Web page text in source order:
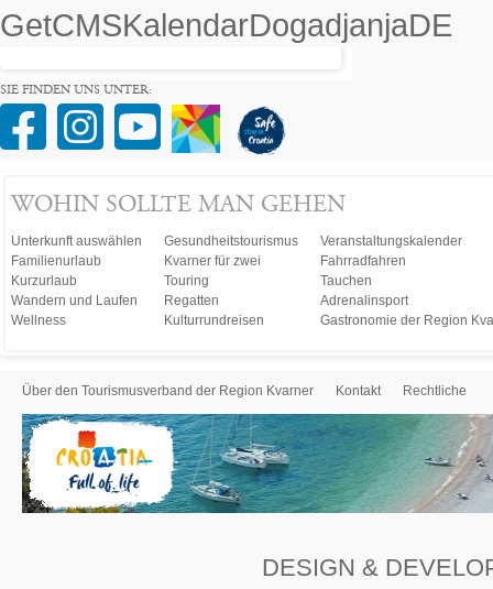
GetCMSKalendarDogadjanjaDE
SIE FINDEN UNS UNTER:
WOHIN SOLLTE MAN GEHEN
Unterkunft auswählen
Familienurlaub
Kurzurlaub
Wandern und Laufen
Wellness
Gesundheitstourismus
Kvarner für zwei
Touring
Regatten
Kulturrundreisen
Veranstaltungskalender
Fahrradfahren
Tauchen
Adrenalinsport
Gastronomie der Region
Über den Tourismusverband der Region Kvarner Kontakt Rechtliche
DESIGN &